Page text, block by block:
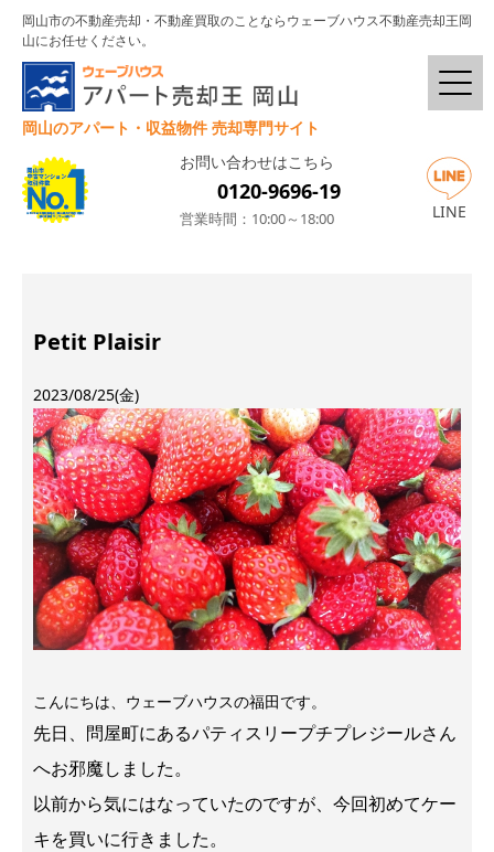
岡山市の不動産売却・不動産買取のことならウェーブハウス不動産売却王岡
山にお任せください。
岡山のアパート・収益物件 売却専門サイト
お問い合わせはこちら
0120-9696-19
営業時間：10:00～18:00 LINE
Petit Plaisir
2023/08/25(金)
こんにちは、ウェーブハウスの福田です。
先日、問屋町にあるパティスリープチプレジールさん
へお邪魔しました。
以前から気にはなっていたのですが、今回初めてケー
キを買いに行きました。